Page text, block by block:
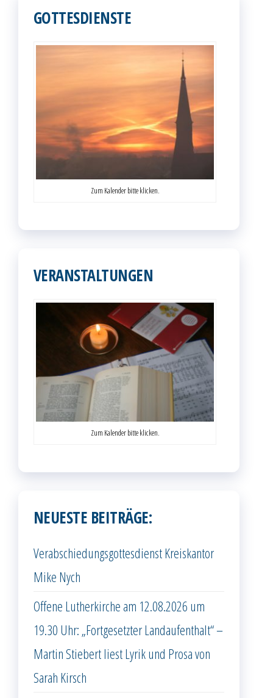
GOTTESDIENSTE
Zum Kalender bitte klicken.
VERANSTALTUNGEN
Zum Kalender bitte klicken.
NEUESTE BEITRÄGE:
Verabschiedungsgottesdienst Kreiskantor
Mike Nych
Offene Lutherkirche am 12.08.2026 um
19.30 Uhr: „Fortgesetzter Landaufenthalt“ –
Martin Stiebert liest Lyrik und Prosa von
Sarah Kirsch